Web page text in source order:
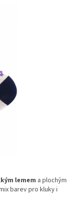
lemem a plochým
barev pro kluky i